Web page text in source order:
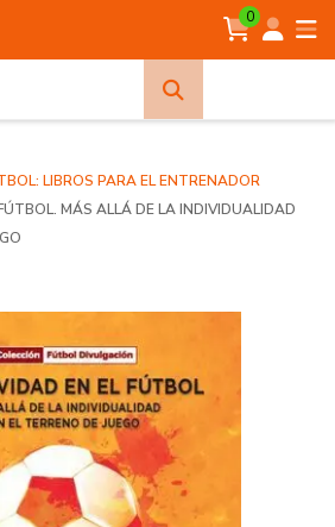
0
LIBROS PARA EL ENTRENADOR
MÁS ALLÁ DE LA INDIVIDUALIDAD